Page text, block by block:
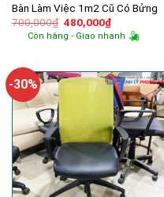
Bàn Làm Việc 1m2 Cũ Có Bửng
700,000₫ Giá
gốc
là:
480,000₫Giá
hiện
tại
Còn hàng - Giao nhanh
-30%